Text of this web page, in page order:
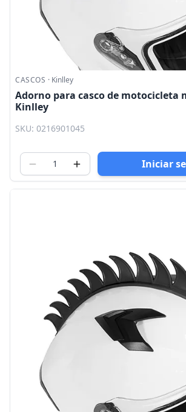
CASCOS · Kinlley
Adorno para casco de motocicleta
Kinlley
SKU: 0216901045
Iniciar